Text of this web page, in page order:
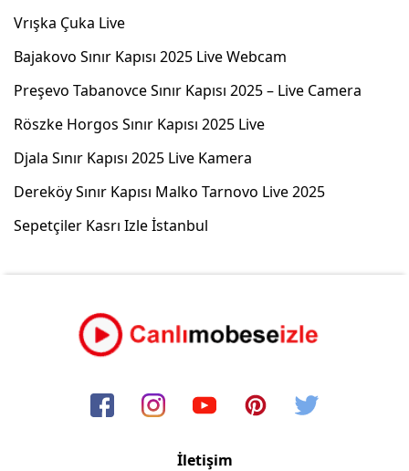
Vrışka Çuka Live
Bajakovo Sınır Kapısı 2025 Live Webcam
Preşevo Tabanovce Sınır Kapısı 2025 – Live Camera
Röszke Horgos Sınır Kapısı 2025 Live
Djala Sınır Kapısı 2025 Live Kamera
Dereköy Sınır Kapısı Malko Tarnovo Live 2025
Sepetçiler Kasrı Izle İstanbul
İletişim